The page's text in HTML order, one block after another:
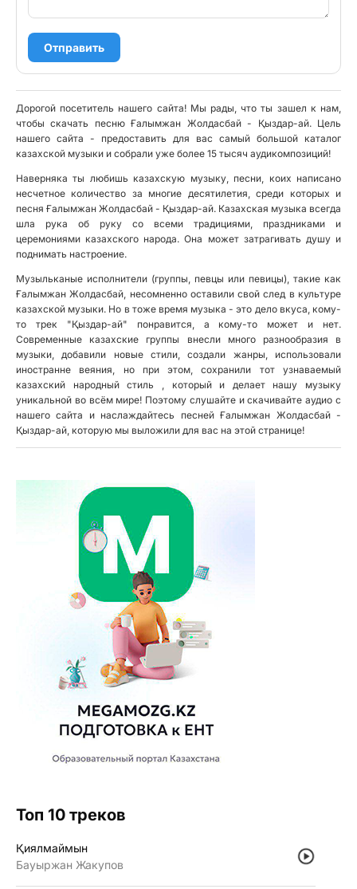
Отправить
Дорогой посетитель нашего сайта! Мы рады, что ты зашел к нам,
чтобы скачать песню Ғалымжан Жолдасбай - Қыздар-ай. Цель
нашего сайта - предоставить для вас самый большой каталог
казахской музыки и собрали уже более 15 тысяч аудикомпозиций!
Наверняка ты любишь казахскую музыку, песни, коих написано
несчетное количество за многие десятилетия, среди которых и
песня Ғалымжан Жолдасбай - Қыздар-ай. Казахская музыка всегда
шла рука об руку со всеми традициями, праздниками и
церемониями казахского народа. Она может затрагивать душу и
поднимать настроение.
Музыльканые исполнители (группы, певцы или певицы), такие как
Ғалымжан Жолдасбай, несомненно оставили свой след в культуре
казахской музыки. Но в тоже время музыка - это дело вкуса, кому-
то трек "Қыздар-ай" понравится, а кому-то может и нет.
Современные казахские группы внесли много разнообразия в
музыки, добавили новые стили, создали жанры, использовали
иностранне веяния, но при этом, сохранили тот узнаваемый
казахский народный стиль , который и делает нашу музыку
уникальной во всём мире! Поэтому слушайте и скачивайте аудио с
нашего сайта и наслаждайтесь песней Ғалымжан Жолдасбай -
Қыздар-ай, которую мы выложили для вас на этой странице!
Топ 10 треков
Қиялмаймын
Бауыржан Жакупов